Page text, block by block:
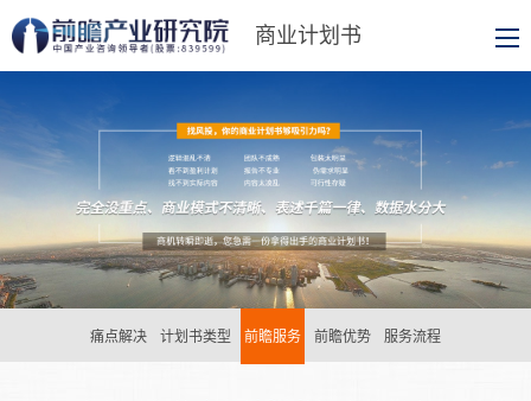
商业计划书
痛点解决 计划书类型 前瞻服务 前瞻优势 服务流程